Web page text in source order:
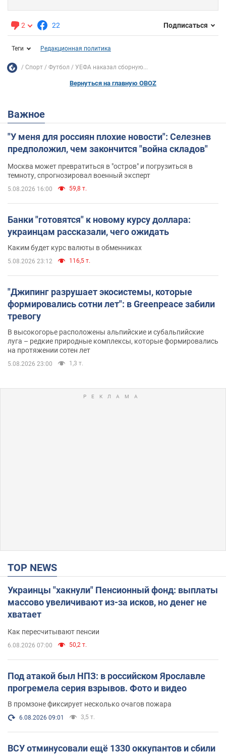
2 22 Подписаться
Теги Редакционная политика
Спорт Футбол УЕФА наказал сборную...
Вернуться на главную OBOZ
Важное
"У меня для россиян плохие новости": Селезнев
предположил, чем закончится "война складов"
Москва может превратиться в "остров" и погрузиться в
темноту, спрогнозировал военный эксперт
5.08.2026 16:00 59,8 т.
Банки "готовятся" к новому курсу доллара:
украинцам рассказали, чего ожидать
Каким будет курс валюты в обменниках
5.08.2026 23:12 116,5 т.
"Джипинг разрушает экосистемы, которые
формировались сотни лет": в Greenpeace забили
тревогу
В высокогорье расположены альпийские и субальпийские
луга – редкие природные комплексы, которые формировались
на протяжении сотен лет
5.08.2026 23:00 1,3 т.
TOP NEWS
Украинцы "хакнули" Пенсионный фонд: выплаты
массово увеличивают из-за исков, но денег не
хватает
Как пересчитывают пенсии
6.08.2026 07:00 50,2 т.
Под атакой был НПЗ: в российском Ярославле
прогремела серия взрывов. Фото и видео
В промзоне фиксирует несколько очагов пожара
6.08.2026 09:01 3,5 т.
ВСУ отминусовали ещё 1330 оккупантов и сбили